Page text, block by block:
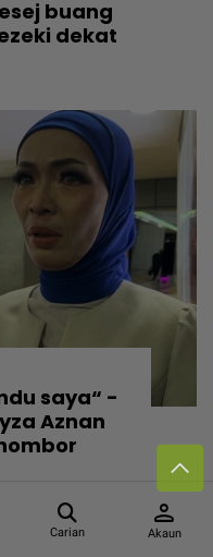
Carian
person
Akaun
buang
dekat
saya“ -
Aznan